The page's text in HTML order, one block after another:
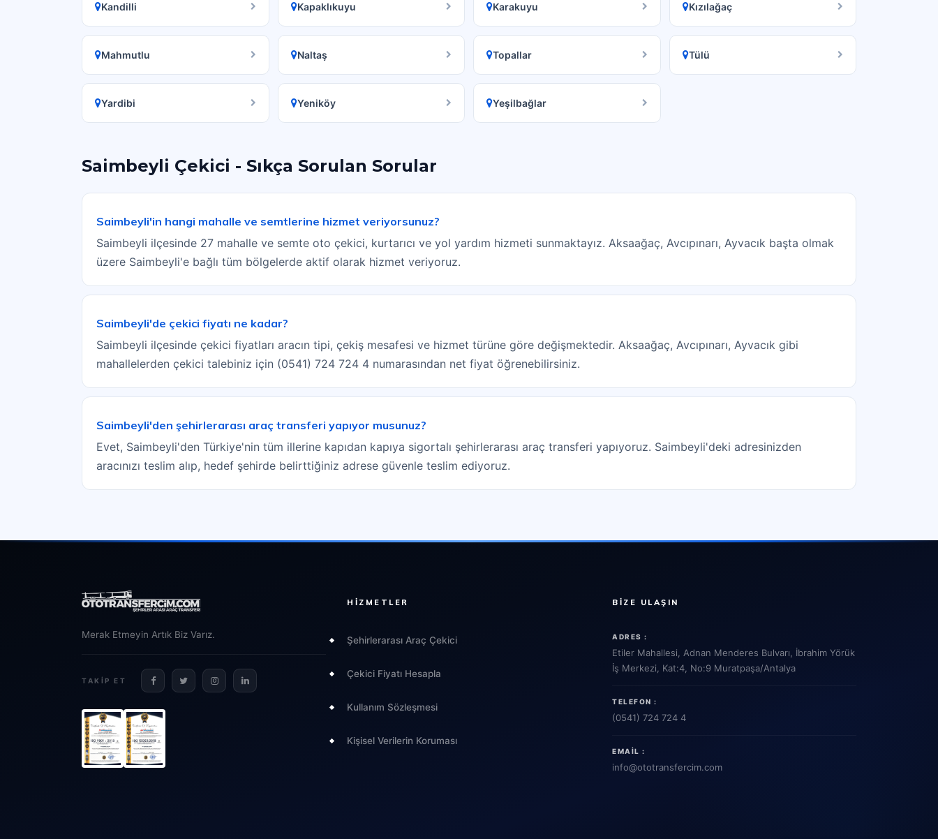
Kandilli Kapaklıkuyu Karakuyu Kızılağaç
Mahmutlu Naltaş Topallar Tülü
Yardibi Yeniköy Yeşilbağlar
Saimbeyli Çekici - Sıkça Sorulan Sorular
Saimbeyli'in hangi mahalle ve semtlerine hizmet veriyorsunuz?
Saimbeyli ilçesinde 27 mahalle ve semte oto çekici, kurtarıcı ve yol yardım hizmeti sunmaktayız. Aksaağaç, Avcıpınarı, Ayvacık başta olmak
üzere Saimbeyli'e bağlı tüm bölgelerde aktif olarak hizmet veriyoruz.
Saimbeyli'de çekici fiyatı ne kadar?
Saimbeyli ilçesinde çekici fiyatları aracın tipi, çekiş mesafesi ve hizmet türüne göre değişmektedir. Aksaağaç, Avcıpınarı, Ayvacık gibi
mahallelerden çekici talebiniz için (0541) 724 724 4 numarasından net fiyat öğrenebilirsiniz.
Saimbeyli'den şehirlerarası araç transferi yapıyor musunuz?
Evet, Saimbeyli'den Türkiye'nin tüm illerine kapıdan kapıya sigortalı şehirlerarası araç transferi yapıyoruz. Saimbeyli'deki adresinizden
aracınızı teslim alıp, hedef şehirde belirttiğiniz adrese güvenle teslim ediyoruz.
Merak Etmeyin Artık Biz Varız.
TAKIP ET
HIZMETLER
Şehirlerarası Araç Çekici
Çekici Fiyatı Hesapla
Kullanım Sözleşmesi
Kişisel Verilerin Koruması
BIZE ULAŞIN
ADRES :
Etiler Mahallesi, Adnan Menderes Bulvarı, İbrahim Yörük
İş Merkezi, Kat:4, No:9 Muratpaşa/Antalya
TELEFON :
(0541) 724 724 4
EMAIL :
info@ototransfercim.com